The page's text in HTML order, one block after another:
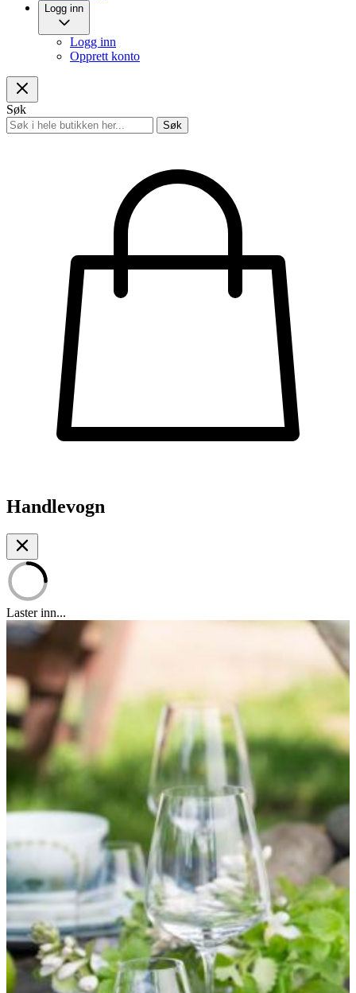
Logg inn
Logg inn
Opprett konto
Søk
Søk
Handlevogn
Laster inn...